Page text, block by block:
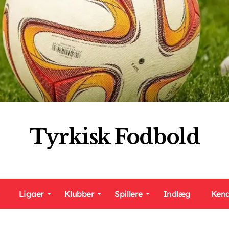
Tyrkisk Fodbold
Ligaer Klubber Spillere Indlæg